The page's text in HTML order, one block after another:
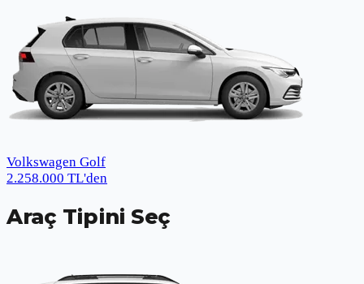
Volkswagen Golf
2.258.000 TL'den
Araç Tipini Seç